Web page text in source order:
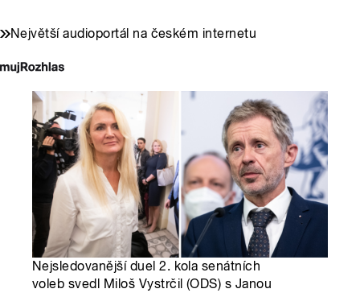
Největší audioportál na českém internetu
Nejsledovanější duel 2. kola senátních
voleb svedl Miloš Vystrčil (ODS) s Janou